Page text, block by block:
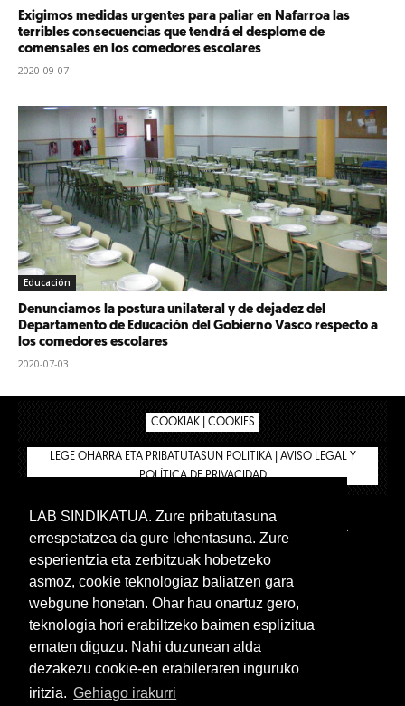
Exigimos medidas urgentes para paliar en Nafarroa las
terribles consecuencias que tendrá el desplome de
comensales en los comedores escolares
2020-09-07
Educación
Denunciamos la postura unilateral y de dejadez del
Departamento de Educación del Gobierno Vasco respecto a
los comedores escolares
2020-07-03
COOKIAK | COOKIES
LEGE OHARRA ETA PRIBATUTASUN POLITIKA | AVISO LEGAL Y
POLÍTICA DE PRIVACIDAD
BIZILAN.EUS
TIENDA
INTRANET 🔑
Castellano
LAB SINDIKATUA. Zure pribatutasuna
errespetatzea da gure lehentasuna. Zure
esperientzia eta zerbitzuak hobetzeko
asmoz, cookie teknologiaz baliatzen gara
webgune honetan. Ohar hau onartuz gero,
teknologia hori erabiltzeko baimen esplizitua
ematen diguzu. Nahi duzunean alda
dezakezu cookie-en erabileraren inguruko
iritzia. Gehiago irakurri